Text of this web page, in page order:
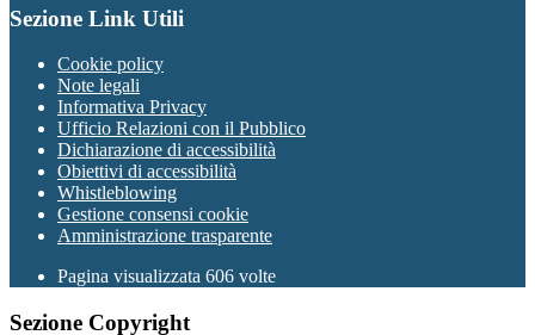
Sezione Link Utili
Cookie policy
Note legali
Informativa Privacy
Ufficio Relazioni con il Pubblico
Dichiarazione di accessibilità
Obiettivi di accessibilità
Whistleblowing
Gestione consensi cookie
Amministrazione trasparente
Pagina visualizzata 606 volte
Sezione Copyright